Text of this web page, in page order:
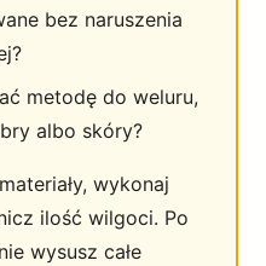
bez naruszenia
metodę do weluru,
albo skóry?
wykonaj
ilość wilgoci. Po
wysusz całe